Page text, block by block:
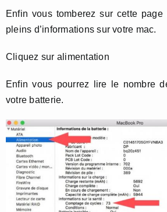
Enfin vous tomberez sur cette
pleins d’informations sur votre mac.
Cliquez sur alimentation
Enfin vous pourrez lire le nombre
votre batterie.